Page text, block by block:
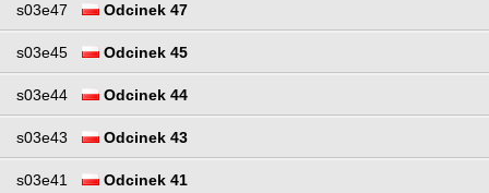
s03e47 Odcinek 47
s03e45 Odcinek 45
s03e44 Odcinek 44
s03e43 Odcinek 43
s03e41 Odcinek 41